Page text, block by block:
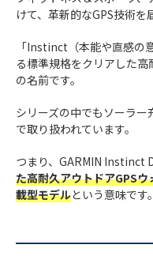
けて、革新的なGPS技術を
「Instinct（本能や直感の
る標準規格をクリアした
の名前です。
シリーズの中でもソーラ
で取り扱われています。
つまり、GARMIN Instinct
た高耐久アウトドアGPS
載型モデルという意味です。